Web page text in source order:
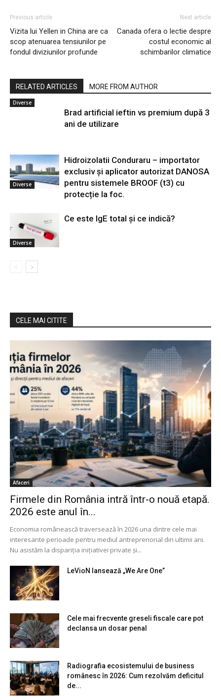
Previous article
Vizita lui Yellen in China are ca
scop atenuarea tensiunilor pe
fondul diviziunilor profunde
Next article
Canada ofera o lectie despre
costul economic al
schimbarilor climatice
RELATED ARTICLES MORE FROM AUTHOR
Diverse
Brad artificial ieftin vs premium după 3
ani de utilizare
Diverse
Hidroizolatii Conduraru – importator
exclusiv și aplicator autorizat DANOSA
pentru sistemele BROOF (t3) cu
protecție la foc.
Diverse
Ce este IgE total și ce indică?
CELE MAI CITITE
Afaceri
Firmele din România intră într-o nouă etapă.
2026 este anul în...
Economia românească traversează în 2026 una dintre cele mai
interesante perioade pentru mediul antreprenorial din ultimii ani.
Nu asistăm la dispariția inițiativei private și...
LeVioN lansează „We Are One”
Cele mai frecvente greseli fiscale care pot
declansa un dosar penal
Radiografia ecosistemului de business
românesc în 2026: Cum rezolvăm deficitul
de...